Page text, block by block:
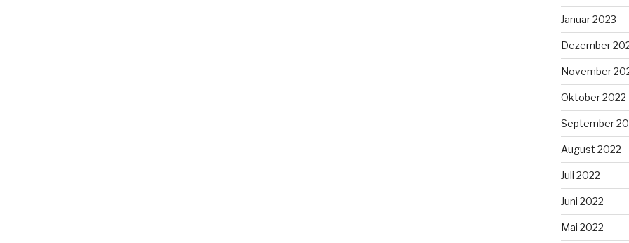
Januar 2023
Dezember
November
Oktober 2022
September
August 2022
Juli 2022
Juni 2022
Mai 2022